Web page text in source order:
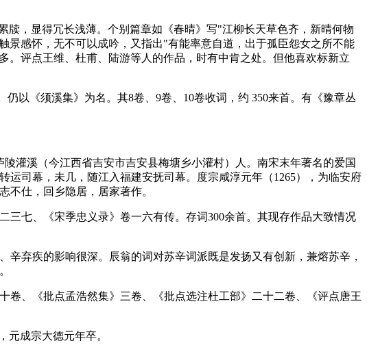
，显得冗长浅薄。个别篇章如《春晴》写"江柳长天草色齐，新晴何物
感怀，无不可以成吟，又指出"有能率意自道，出于孤臣怨女之所不能
评点王维、杜甫、陆游等人的作品，时有中肯之处。但他喜欢标新立
以《须溪集》为名。其8卷、9卷、10卷收词，约 350来首。有《豫章丛
灌溪（今江西省吉安市吉安县梅塘乡小灌村）人。南宋末年著名的爱国
司幕，未几，随江入福建安抚司幕。度宗咸淳元年（1265），为临安府
不仕，回乡隐居，居家著作。
七、《宋季忠义录》卷一六有传。存词300余首。其现存作品大致情况
弃疾的影响很深。辰翁的词对苏辛词派既是发扬又有创新，兼熔苏辛，
、《批点孟浩然集》三卷、《批点选注杜工部》二十二卷、《评点唐王
元成宗大德元年卒。